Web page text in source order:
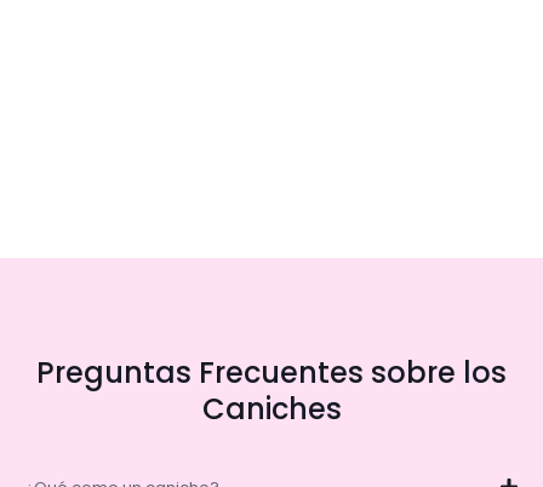
Preguntas Frecuentes sobre los
Caniches